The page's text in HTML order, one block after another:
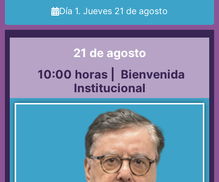
Día 1. Jueves 21 de agosto
21 de agosto
10:00 horas | Bienvenida
Institucional